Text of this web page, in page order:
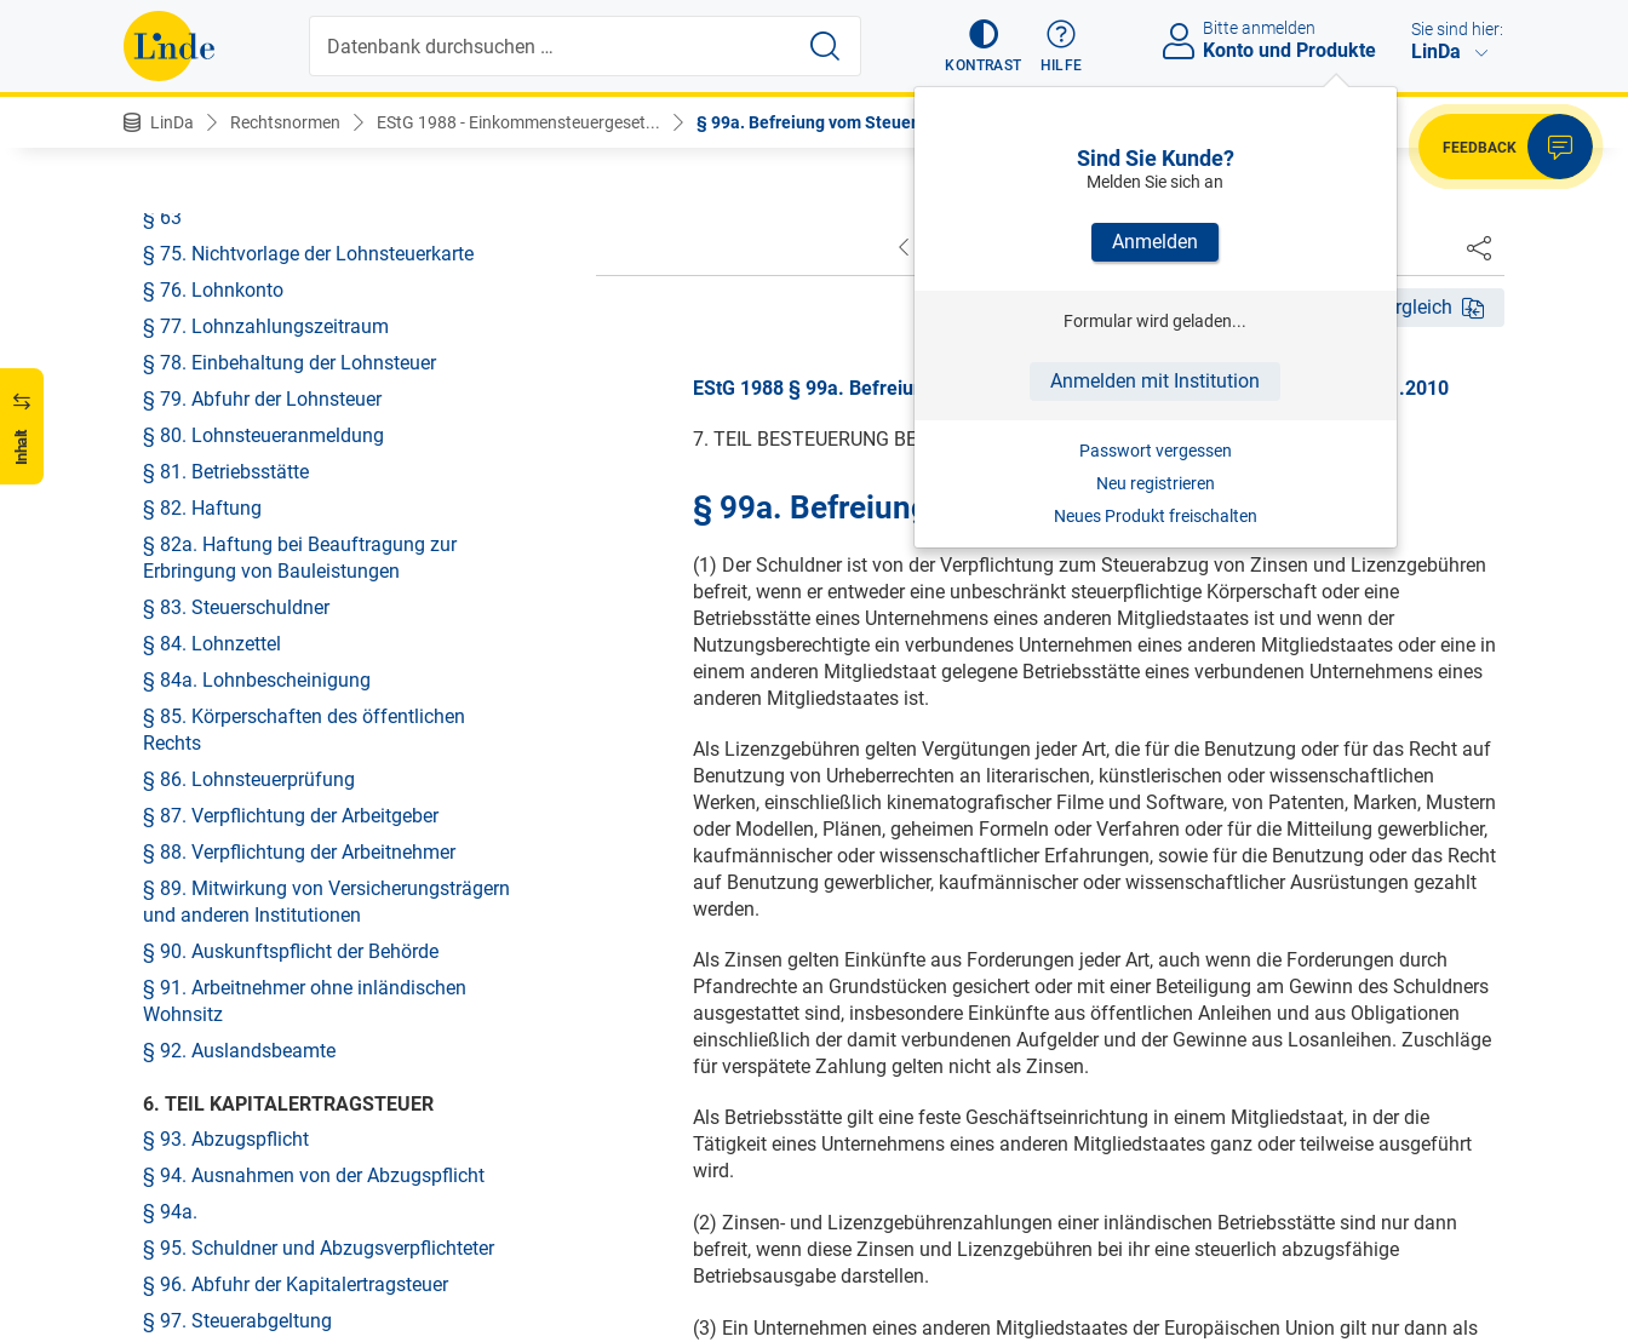
KONTRAST HILFE
Bitte anmelden
Konto und Produkte
Sind Sie Kunde?
Melden Sie sich an
Anmelden
Formular wird geladen...
Anmelden mit Institution
Passwort vergessen
Neu registrieren
Neues Produkt freischalten
Sie sind hier:
LinDa
LinDa Rechtsnormen EStG 1988 - Einkommensteuergeset... § 99a. Befreiung vom Steuerabzug
FEEDBACK
Inhalt
§ 71. Arbeitslohn von mehreren
Arbeitgebern
§ 72. Jahresausgleich
§ 73. Durchführung des Jahresausgleichs
§ 63
§ 75. Nichtvorlage der Lohnsteuerkarte
§ 76. Lohnkonto
§ 77. Lohnzahlungszeitraum
§ 78. Einbehaltung der Lohnsteuer
§ 79. Abfuhr der Lohnsteuer
§ 80. Lohnsteueranmeldung
§ 81. Betriebsstätte
§ 82. Haftung
§ 82a. Haftung bei Beauftragung zur
Erbringung von Bauleistungen
§ 83. Steuerschuldner
§ 84. Lohnzettel
§ 84a. Lohnbescheinigung
§ 85. Körperschaften des öffentlichen
Rechts
§ 86. Lohnsteuerprüfung
§ 87. Verpflichtung der Arbeitgeber
§ 88. Verpflichtung der Arbeitnehmer
§ 89. Mitwirkung von Versicherungsträgern
und anderen Institutionen
§ 90. Auskunftspflicht der Behörde
§ 91. Arbeitnehmer ohne inländischen
Wohnsitz
§ 92. Auslandsbeamte
6. TEIL KAPITALERTRAGSTEUER
§ 93. Abzugspflicht
§ 94. Ausnahmen von der Abzugspflicht
§ 94a.
§ 95. Schuldner und Abzugsverpflichteter
§ 96. Abfuhr der Kapitalertragsteuer
§ 97. Steuerabgeltung
NÄCHSTER
Fassungsvergleich
EStG 1988 § 99a. Befreiung vom Steuerabzug, BGBl. I Nr. 9/2010, gültig ab 14.01.2010
7. TEIL BESTEUERUNG BEI BESCHRÄNKTER STEUERPFLICHT
§ 99a. Befreiung vom Steuerabzug
(1) Der Schuldner ist von der Verpflichtung zum Steuerabzug von Zinsen und Lizenzgebühren
befreit, wenn er entweder eine unbeschränkt steuerpflichtige Körperschaft oder eine
Betriebsstätte eines Unternehmens eines anderen Mitgliedstaates ist und wenn der
Nutzungsberechtigte ein verbundenes Unternehmen eines anderen Mitgliedstaates oder eine in
einem anderen Mitgliedstaat gelegene Betriebsstätte eines verbundenen Unternehmens eines
anderen Mitgliedstaates ist.
Als Lizenzgebühren gelten Vergütungen jeder Art, die für die Benutzung oder für das Recht auf
Benutzung von Urheberrechten an literarischen, künstlerischen oder wissenschaftlichen
Werken, einschließlich kinematografischer Filme und Software, von Patenten, Marken, Mustern
oder Modellen, Plänen, geheimen Formeln oder Verfahren oder für die Mitteilung gewerblicher,
kaufmännischer oder wissenschaftlicher Erfahrungen, sowie für die Benutzung oder das Recht
auf Benutzung gewerblicher, kaufmännischer oder wissenschaftlicher Ausrüstungen gezahlt
werden.
Als Zinsen gelten Einkünfte aus Forderungen jeder Art, auch wenn die Forderungen durch
Pfandrechte an Grundstücken gesichert oder mit einer Beteiligung am Gewinn des Schuldners
ausgestattet sind, insbesondere Einkünfte aus öffentlichen Anleihen und aus Obligationen
einschließlich der damit verbundenen Aufgelder und der Gewinne aus Losanleihen. Zuschläge
für verspätete Zahlung gelten nicht als Zinsen.
Als Betriebsstätte gilt eine feste Geschäftseinrichtung in einem Mitgliedstaat, in der die
Tätigkeit eines Unternehmens eines anderen Mitgliedstaates ganz oder teilweise ausgeführt
wird.
(2) Zinsen- und Lizenzgebührenzahlungen einer inländischen Betriebsstätte sind nur dann
befreit, wenn diese Zinsen und Lizenzgebühren bei ihr eine steuerlich abzugsfähige
Betriebsausgabe darstellen.
(3) Ein Unternehmen eines anderen Mitgliedstaates der Europäischen Union gilt nur dann als